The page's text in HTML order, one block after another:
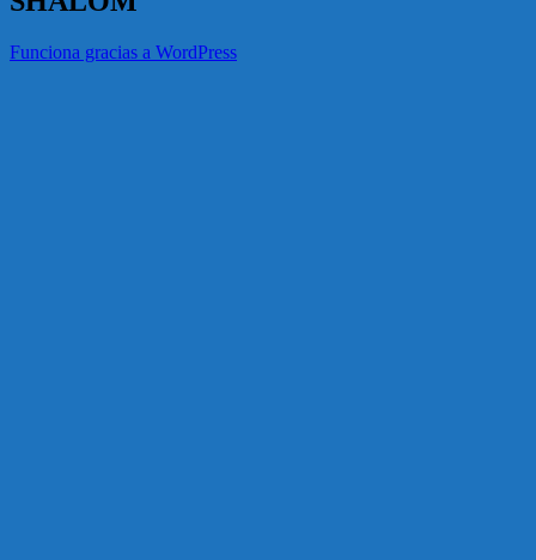
Funciona gracias a WordPress